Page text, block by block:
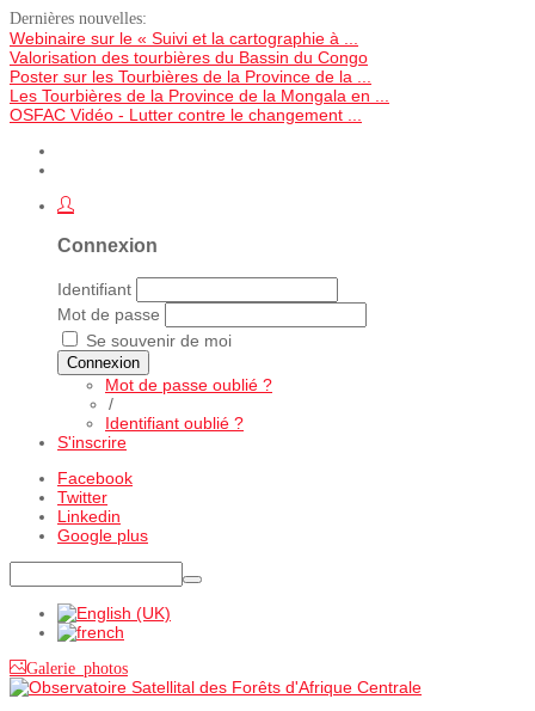
Dernières nouvelles:
Webinaire sur le « Suivi et la cartographie à ...
Valorisation des tourbières du Bassin du Congo
Poster sur les Tourbières de la Province de la ...
Les Tourbières de la Province de la Mongala en ...
OSFAC Vidéo - Lutter contre le changement ...
Connexion
Identifiant
Mot de passe
Se souvenir de moi
Connexion
Mot de passe oublié ?
/
Identifiant oublié ?
S'inscrire
Facebook
Twitter
Linkedin
Google plus
Galerie photos